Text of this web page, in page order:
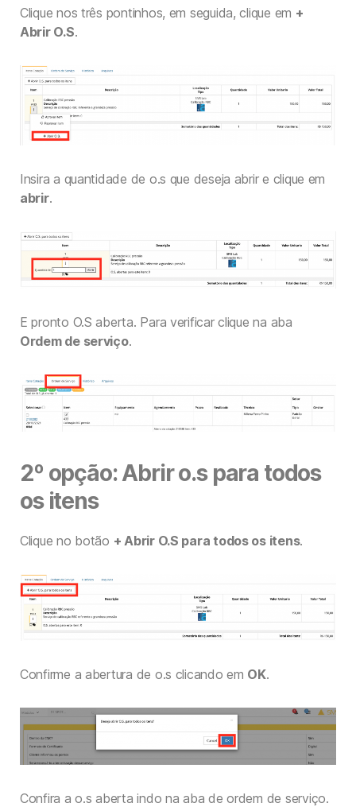
Clique nos três pontinhos, em seguida, clique em +
Abrir O.S.
Insira a quantidade de o.s que deseja abrir e clique em
abrir.
E pronto O.S aberta. Para verificar clique na aba
Ordem de serviço.
2º opção: Abrir o.s para todos
os itens
Clique no botão + Abrir O.S para todos os itens.
Confirme a abertura de o.s clicando em OK.
Confira a o.s aberta indo na aba de ordem de serviço.